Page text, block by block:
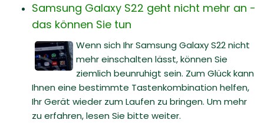
Samsung Galaxy S22 geht nicht mehr an -
das können Sie tun
Wenn sich Ihr Samsung Galaxy S22 nicht
mehr einschalten lässt, können Sie
ziemlich beunruhigt sein. Zum Glück kann
Ihnen eine bestimmte Tastenkombination helfen,
Ihr Gerät wieder zum Laufen zu bringen. Um mehr
zu erfahren, lesen Sie bitte weiter.